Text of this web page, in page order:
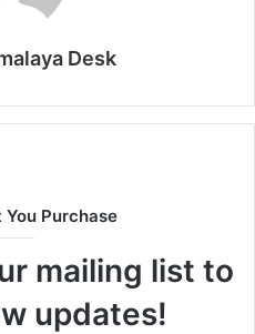
Desk
Purchase
mailing list to
updates!